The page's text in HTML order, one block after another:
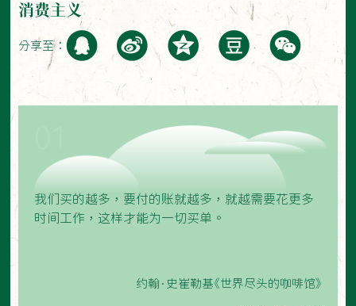
消费主义
分享至：
我们买的越多，要付的账就越多，就越需要花更多
时间工作，这样才能为一切买单。
约翰·史崔勒基《世界尽头的咖啡馆》